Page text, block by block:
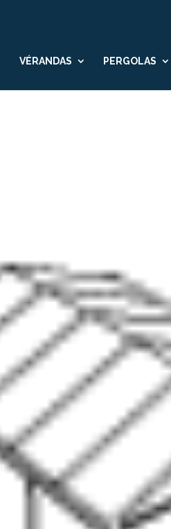
VÉRANDAS PERGOLAS